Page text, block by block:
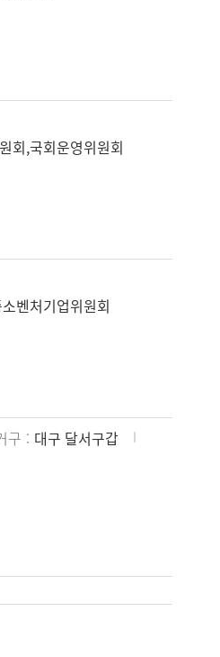
회,국회운영위원회
벤처기업위원회
구
대구 달서구갑